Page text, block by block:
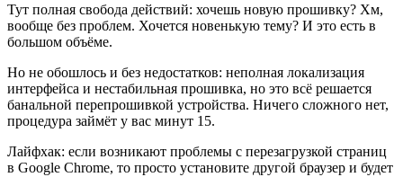
Тут полная свобода действий: хочешь новую прошивку? Хм,
вообще без проблем. Хочется новенькую тему? И это есть в
большом объёме.
Но не обошлось и без недостатков: неполная локализация
интерфейса и нестабильная прошивка, но это всё решается
банальной перепрошивкой устройства. Ничего сложного нет,
процедура займёт у вас минут 15.
Лайфхак: если возникают проблемы с перезагрузкой страниц
в Google Chrome, то просто установите другой браузер и будет